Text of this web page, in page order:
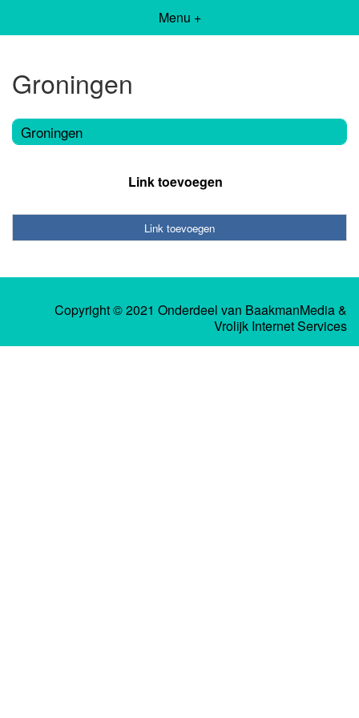
Menu +
Groningen
Groningen
Link toevoegen
Link toevoegen
Copyright © 2021 Onderdeel van BaakmanMedia&
Vrolijk Internet Services